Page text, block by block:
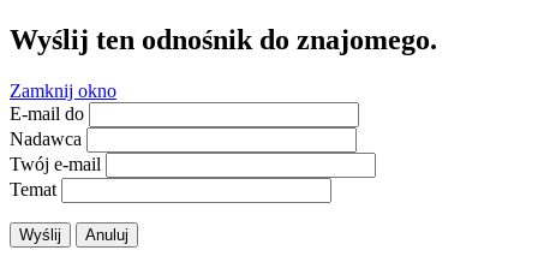
Wyślij ten odnośnik do znajomego.
Zamknij okno
E-mail do
Nadawca
Twój e-mail
Temat
Wyślij Anuluj